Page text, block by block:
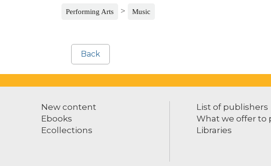
Performing Arts > Music
Back
New content
Ebooks
Ecollections
List of publishers
What we offer to
Libraries